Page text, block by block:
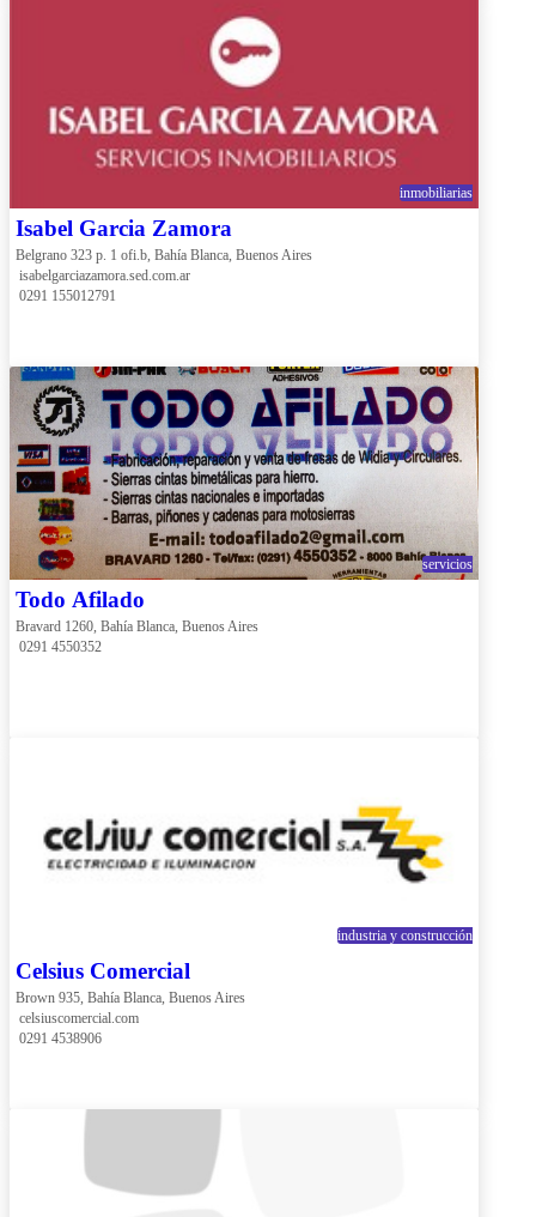
inmobiliarias
Isabel Garcia Zamora
Belgrano 323 p. 1 ofi.b, Bahía Blanca, Buenos Aires
isabelgarciazamora.sed.com.ar
0291 155012791
servicios
Todo Afilado
Bravard 1260, Bahía Blanca, Buenos Aires
0291 4550352
industria y construcción
Celsius Comercial
Brown 935, Bahía Blanca, Buenos Aires
celsiuscomercial.com
0291 4538906